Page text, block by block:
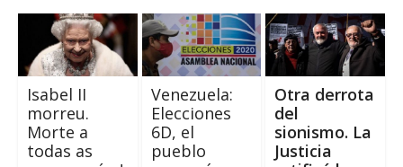
Isabel II
morreu.
Morte a
todas as
Venezuela:
Elecciones
6D, el
pueblo
Otra derrota
del
sionismo. La
Justicia